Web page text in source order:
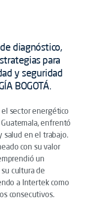
diagnóstico,
para
y seguridad
BOGOTÁ.
el sector energético
enfrentó
salud en el trabajo.
con su valor
un
cultura de
a Intertek como
consecutivos.